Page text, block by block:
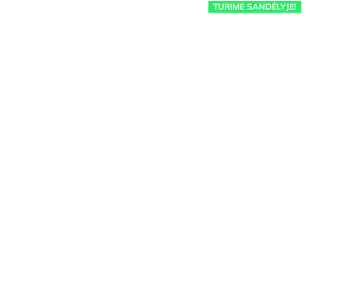
TURIME SANDĖLYJE!